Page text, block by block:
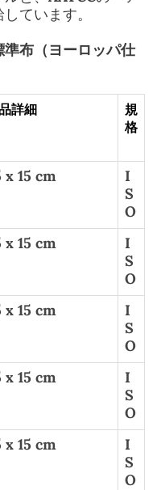
ています。
布（ヨーロッパ仕
詳細
規
格
x 15 cm
I
S
O
x 15 cm
I
S
O
x 15 cm
I
S
O
x 15 cm
I
S
O
x 15 cm
I
S
O